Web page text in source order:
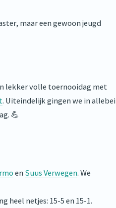
maar een gewoon jeugd
lekker volle toernooidag met
. Uiteindelijk gingen we in allebei
💪
en Suus Verwegen. We
heel netjes: 15-5 en 15-1.